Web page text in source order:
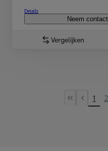
Details
Neem
Vergelijken
First Page
1 2